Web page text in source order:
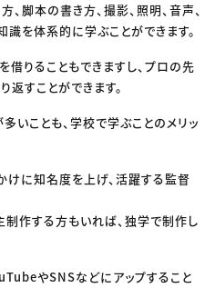
脚本の書き方、撮影、照明、音声、
を体系的に学ぶことができます。
借りることもできますし、プロの先
すことができます。
いことも、学校で学ぶことのメリッ
けに知名度を上げ、活躍する監督
制作する方もいれば、独学で制作し
やSNSなどにアップすること